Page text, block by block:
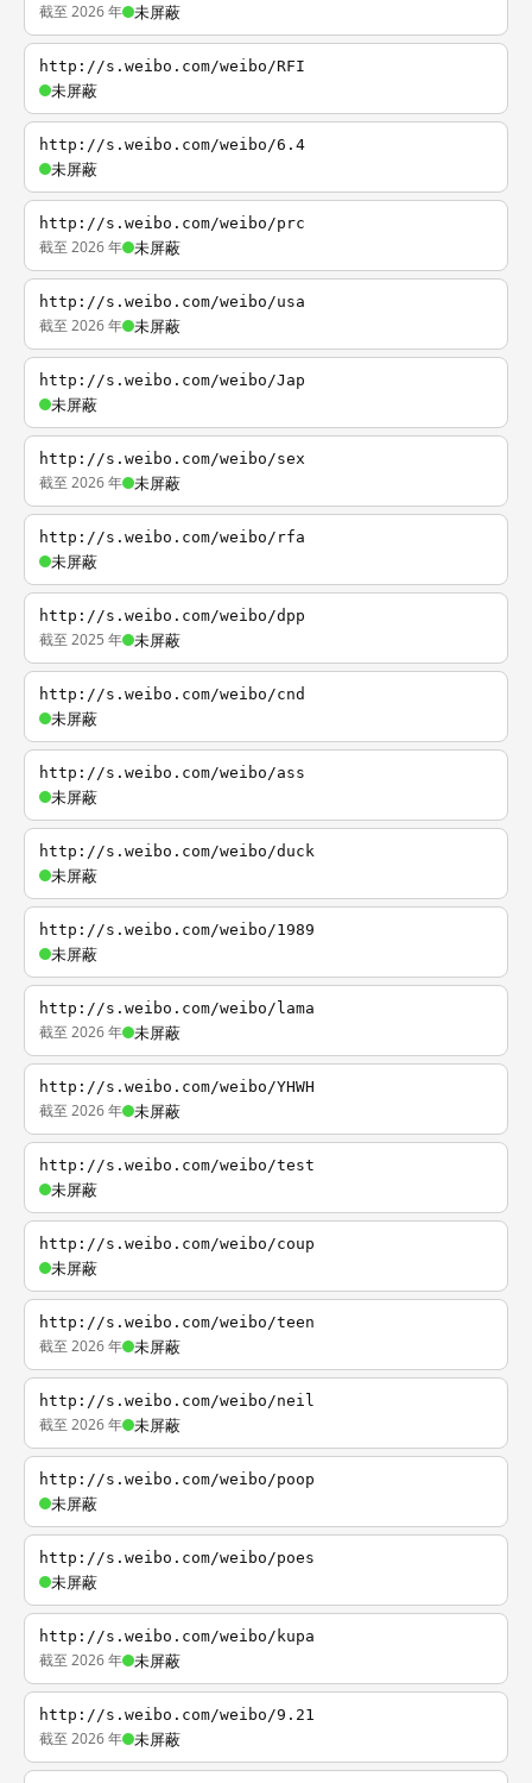
截至 2026 年 未屏蔽
http://s.weibo.com/weibo/RFI
未屏蔽
http://s.weibo.com/weibo/6.4
未屏蔽
http://s.weibo.com/weibo/prc
截至 2026 年 未屏蔽
http://s.weibo.com/weibo/usa
截至 2026 年 未屏蔽
http://s.weibo.com/weibo/Jap
未屏蔽
http://s.weibo.com/weibo/sex
截至 2026 年 未屏蔽
http://s.weibo.com/weibo/rfa
未屏蔽
http://s.weibo.com/weibo/dpp
截至 2025 年 未屏蔽
http://s.weibo.com/weibo/cnd
未屏蔽
http://s.weibo.com/weibo/ass
未屏蔽
http://s.weibo.com/weibo/duck
未屏蔽
http://s.weibo.com/weibo/1989
未屏蔽
http://s.weibo.com/weibo/lama
截至 2026 年 未屏蔽
http://s.weibo.com/weibo/YHWH
截至 2026 年 未屏蔽
http://s.weibo.com/weibo/test
未屏蔽
http://s.weibo.com/weibo/coup
未屏蔽
http://s.weibo.com/weibo/teen
截至 2026 年 未屏蔽
http://s.weibo.com/weibo/neil
截至 2026 年 未屏蔽
http://s.weibo.com/weibo/poop
未屏蔽
http://s.weibo.com/weibo/poes
未屏蔽
http://s.weibo.com/weibo/kupa
截至 2026 年 未屏蔽
http://s.weibo.com/weibo/9.21
截至 2026 年 未屏蔽